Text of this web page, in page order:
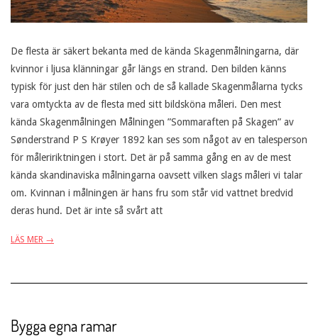
De flesta är säkert bekanta med de kända Skagenmålningarna, där
kvinnor i ljusa klänningar går längs en strand. Den bilden känns
typisk för just den här stilen och de så kallade Skagenmålarna tycks
vara omtyckta av de flesta med sitt bildsköna måleri. Den mest
kända Skagenmålningen Målningen ”Sommaraften på Skagen” av
Sønderstrand P S Krøyer 1892 kan ses som något av en talesperson
för måleririktningen i stort. Det är på samma gång en av de mest
kända skandinaviska målningarna oavsett vilken slags måleri vi talar
om. Kvinnan i målningen är hans fru som står vid vattnet bredvid
deras hund. Det är inte så svårt att
LÄS MER →
Bygga egna ramar